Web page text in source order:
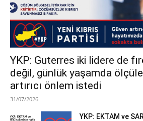
YKP: Guterres iki lidere de
değil, günlük yaşamda
artırıcı önlem istedi
31/07/2026
YKP: EKTAM ve